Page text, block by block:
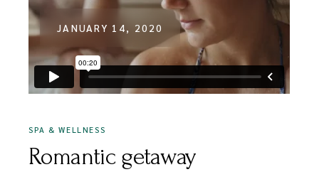
JANUARY 14, 2020
SPA & WELLNESS
Romantic getaway